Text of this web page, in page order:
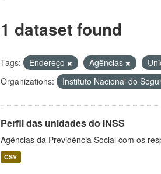
1 dataset found
Tags: Endereço Agências
Organizations:
Instituto Nacional do
Perfil das unidades do INSS
Agências da Previdência Social com os
CSV